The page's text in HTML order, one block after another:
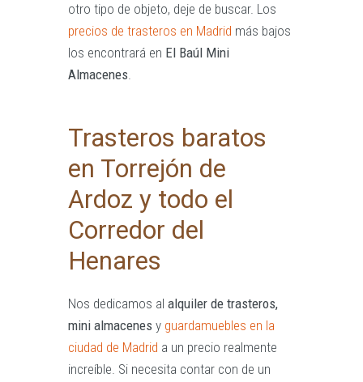
otro tipo de objeto, deje de buscar. Los
precios de trasteros en Madrid más bajos
los encontrará en El Baúl Mini
Almacenes.
Trasteros baratos
en Torrejón de
Ardoz y todo el
Corredor del
Henares
Nos dedicamos al alquiler de trasteros,
mini almacenes y guardamuebles en la
ciudad de Madrid a un precio realmente
increíble. Si necesita contar con de un